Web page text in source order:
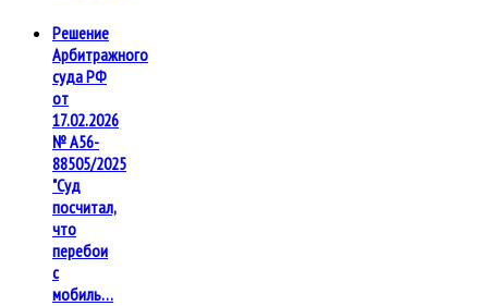
Решение
Арбитражного
суда РФ
от
17.02.2026
№ А56-
88505/2025
"Суд
посчитал,
что
перебои
с
мобиль…